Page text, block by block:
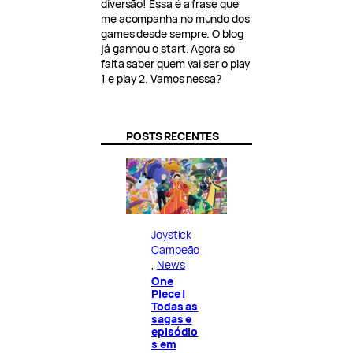
diversão! Essa é a frase que
me acompanha no mundo dos
games desde sempre. O blog
já ganhou o start. Agora só
falta saber quem vai ser o play
1 e play 2. Vamos nessa?
POSTS RECENTES
Joystick
Campeão
News
One
Piece |
Todas as
sagas e
episódio
s em